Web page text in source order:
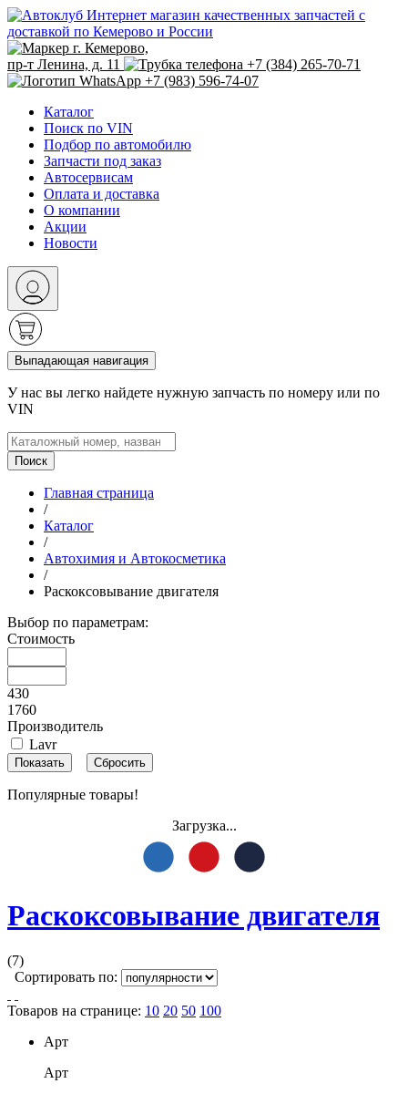
Интернет магазин качественных запчастей с
доставкой по Кемерово и России
г. Кемерово,
пр-т Ленина, д. 11
+7 (384) 265-70-71
+7 (983) 596-74-07
Каталог
Поиск по VIN
Подбор по автомобилю
Запчасти под заказ
Автосервисам
Оплата и доставка
О компании
Акции
Новости
Выпадающая навигация
У нас вы легко найдете нужную запчасть по номеру или по
VIN
Поиск
Главная страница
/
Каталог
/
Автохимия и Автокосметика
/
Раскоксовывание двигателя
Выбор по параметрам:
Стоимость
430
1760
Производитель
Lavr
Популярные товары!
Загрузка...
Раскоксовывание двигателя
(7)
Сортировать по:
Товаров на странице: 10 20 50 100
Арт
Арт